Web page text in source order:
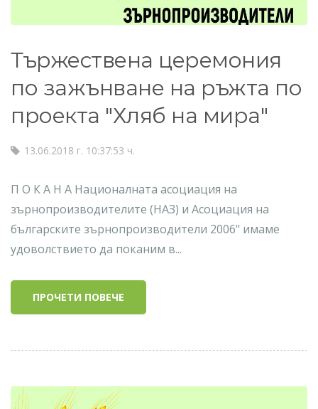
Тържествена церемония
по зажънване на ръжта по
проекта "Хляб на мира"
13.06.2018 г. 10:37:53 ч.
П О К А Н А Националната асоциация на
зърнопроизводителите (НАЗ) и Асоциация на
българските зърнопроизводители 2006" имаме
удоволствието да поканим в...
ПРОЧЕТИ ПОВЕЧЕ